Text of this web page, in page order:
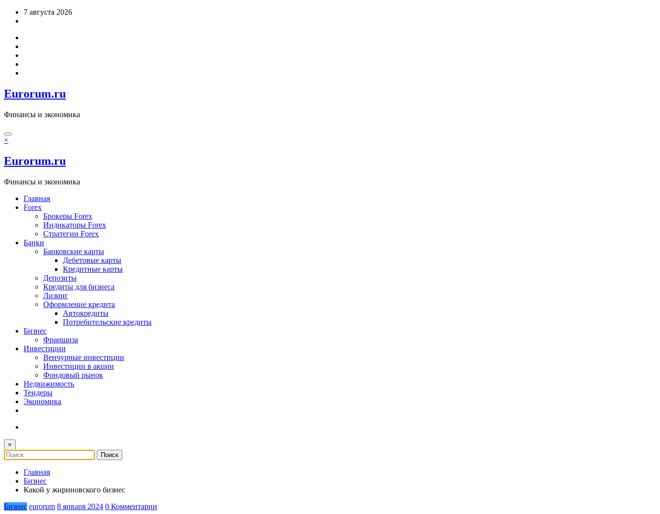
Перейти7 августа 2026
Eurorum.ru
Финансы и экономика
×
Eurorum.ru
Финансы и экономика
Главная
Forex
Брокеры Forex
Индикаторы Forex
Стратегии Forex
Банки
Банковские карты
Дебетовые карты
Кредитные карты
Депозиты
Кредиты для бизнеса
Лизинг
Оформление кредита
Автокредиты
Потребительские кредиты
Бизнес
Франшиза
Инвестиции
Венчурные инвестиции
Инвестиции в акции
Фондовый рынок
Недвижимость
Тендеры
Экономика
×
Главная
Бизнес
Какой у жириновского бизнес
Бизнес eurorum 8 января 2024 0 Комментарии